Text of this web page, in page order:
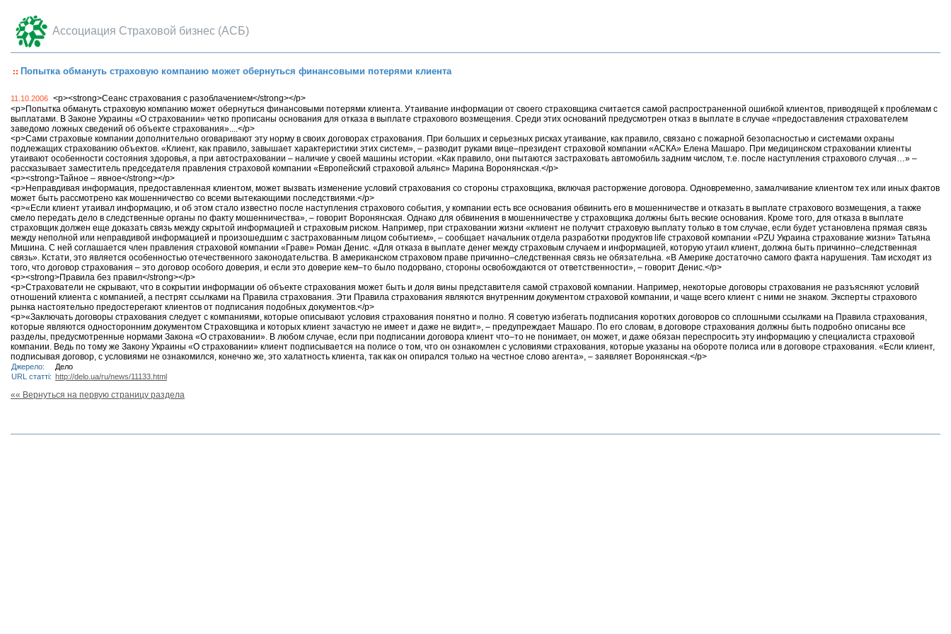
Ассоциация Страховой бизнес (АСБ)
Попытка обмануть страховую компанию может обернуться финансовыми потерями клиента
11.10.2006 <p><strong>Сеанс страхования с разоблачением</strong></p>
<p>Попытка обмануть страховую компанию может обернуться финансовыми потерями клиента. Утаивание информации от своего страховщика считается самой распространенной ошибкой клиентов, приводящей к проблемам с
выплатами. В Законе Украины «О страховании» четко прописаны основания для отказа в выплате страхового возмещения. Среди этих оснований предусмотрен отказ в выплате в случае «предоставления страхователем
заведомо ложных сведений об объекте страхования»....</p>
<p>Сами страховые компании дополнительно оговаривают эту норму в своих договорах страхования. При больших и серьезных рисках утаивание, как правило, связано с пожарной безопасностью и системами охраны
подлежащих страхованию объектов. «Клиент, как правило, завышает характеристики этих систем», – разводит руками вице–президент страховой компании «АСКА» Елена Машаро. При медицинском страховании клиенты
утаивают особенности состояния здоровья, а при автостраховании – наличие у своей машины истории. «Как правило, они пытаются застраховать автомобиль задним числом, т.е. после наступления страхового случая…» –
рассказывает заместитель председателя правления страховой компании «Европейский страховой альянс» Марина Воронянская.</p>
<p><strong>Тайное – явное</strong></p>
<p>Неправдивая информация, предоставленная клиентом, может вызвать изменение условий страхования со стороны страховщика, включая расторжение договора. Одновременно, замалчивание клиентом тех или иных фактов
может быть рассмотрено как мошенничество со всеми вытекающими последствиями.</p>
<p>«Если клиент утаивал информацию, и об этом стало известно после наступления страхового события, у компании есть все основания обвинить его в мошенничестве и отказать в выплате страхового возмещения, а также
смело передать дело в следственные органы по факту мошенничества», – говорит Воронянская. Однако для обвинения в мошенничестве у страховщика должны быть веские основания. Кроме того, для отказа в выплате
страховщик должен еще доказать связь между скрытой информацией и страховым риском. Например, при страховании жизни «клиент не получит страховую выплату только в том случае, если будет установлена прямая связь
между неполной или неправдивой информацией и произошедшим с застрахованным лицом событием», – сообщает начальник отдела разработки продуктов life страховой компании «PZU Украина страхование жизни» Татьяна
Мишина. С ней соглашается член правления страховой компании «Граве» Роман Денис. «Для отказа в выплате денег между страховым случаем и информацией, которую утаил клиент, должна быть причинно–следственная
связь». Кстати, это является особенностью отечественного законодательства. В американском страховом праве причинно–следственная связь не обязательна. «В Америке достаточно самого факта нарушения. Там исходят из
того, что договор страхования – это договор особого доверия, и если это доверие кем–то было подорвано, стороны освобождаются от ответственности», – говорит Денис.</p>
<p><strong>Правила без правил</strong></p>
<p>Страхователи не скрывают, что в сокрытии информации об объекте страхования может быть и доля вины представителя самой страховой компании. Например, некоторые договоры страхования не разъясняют условий
отношений клиента с компанией, а пестрят ссылками на Правила страхования. Эти Правила страхования являются внутренним документом страховой компании, и чаще всего клиент с ними не знаком. Эксперты страхового
рынка настоятельно предостерегают клиентов от подписания подобных документов.</p>
<p>«Заключать договоры страхования следует с компаниями, которые описывают условия страхования понятно и полно. Я советую избегать подписания коротких договоров со сплошными ссылками на Правила страхования,
которые являются односторонним документом Страховщика и которых клиент зачастую не имеет и даже не видит», – предупреждает Машаро. По его словам, в договоре страхования должны быть подробно описаны все
разделы, предусмотренные нормами Закона «О страховании». В любом случае, если при подписании договора клиент что–то не понимает, он может, и даже обязан переспросить эту информацию у специалиста страховой
компании. Ведь по тому же Закону Украины «О страховании» клиент подписывается на полисе о том, что он ознакомлен с условиями страхования, которые указаны на обороте полиса или в договоре страхования. «Если клиент,
подписывая договор, с условиями не ознакомился, конечно же, это халатность клиента, так как он опирался только на честное слово агента», – заявляет Воронянская.</p>
Джерело:
Дело
URL статті: http://delo.ua/ru/news/11133.html
«« Вернуться на первую страницу раздела